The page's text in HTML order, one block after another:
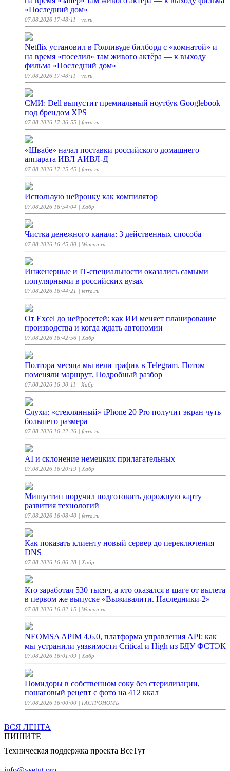
«Последний дом»
07.08.2026 17:48:11 | vc.ru
Netflix установил в Голливуде билборд с «комнатой» и
на время «поселил» там живого актёра — к выходу
фильма «Последний дом»
07.08.2026 17:48:11 | vc.ru
СМИ: Dell выпустит премиальный ноутбук Googlebook
под брендом XPS
07.08.2026 17:36:55 | ferra.ru
«Швабе» начал поставки российского домашнего
аппарата ИВЛ АИВЛ-Д
07.08.2026 17:25:45 | ferra.ru
Использую нейронку как компилятор
07.08.2026 16:54:04 | Хабр
Чистка денежного канала: 3 действенных способа
07.08.2026 16:45:00 | Woman.ru
Инженерные и IT-специальности оказались самыми
популярными в российских вузах
07.08.2026 16:44:21 | ferra.ru
От Excel до нейросетей: как ИИ меняет планирование
производства и когда ждать автономии
07.08.2026 16:42:56 | Хабр
Полтора месяца мы вели трафик в Telegram. Потом
поменяли маршрут. Подробный разбор
07.08.2026 16:30:11 | Хабр
Слухи: «стеклянный» iPhone 20 Pro получит экран чуть
большего размера
07.08.2026 16:22:26 | ferra.ru
AI и склонение немецких прилагательных
07.08.2026 16:20:19 | Хабр
Мишустин поручил подготовить дорожную карту
развития технологий
07.08.2026 16:08:40 | ferra.ru
Как показать клиенту новый сервер до переключения
DNS
07.08.2026 16:06:28 | Хабр
Кто заработал 530 тысяч, а кто оказался в шаге от вылета
в первом же выпуске «Выживалити. Наследники-2»
07.08.2026 16:02:15 | Woman.ru
NEOMSA APIM 4.6.0, платформа управления API: как
мы устранили уязвимости Critical и High из БДУ ФСТЭК
07.08.2026 16:01:09 | Хабр
Помидоры в собственном соку без стерилизации,
пошаговый рецепт с фото на 412 ккал
07.08.2026 16:00:00 | ГАСТРОНОМЪ
Спутник «Электро-Л» № 5 вошел в российскую
орбитальную группировку
07.08.2026 15:58:49 | ferra.ru
ВСЯ ЛЕНТА
ПИШИТЕ
Техническая поддержка проекта ВсеТут